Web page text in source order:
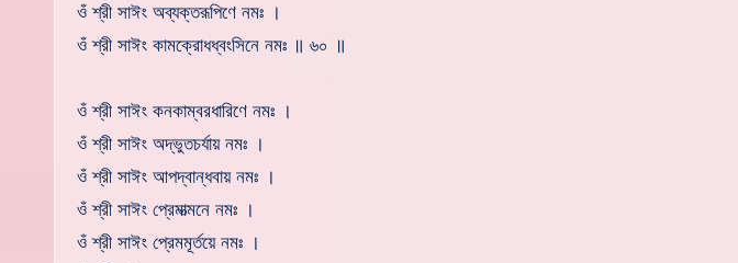
ওঁ শ্রী সাঈং অব্যক্তরূপিণে নমঃ ।
ওঁ শ্রী সাঈং কামক্রোধধ্বংসিনে নমঃ ॥ ৬০ ॥
ওঁ শ্রী সাঈং কনকাম্বরধারিণে নমঃ ।
ওঁ শ্রী সাঈং অদ্ভুতচর্যায় নমঃ ।
ওঁ শ্রী সাঈং আপদ্বান্ধবায় নমঃ ।
ওঁ শ্রী সাঈং প্রেমাত্মনে নমঃ ।
ওঁ শ্রী সাঈং প্রেমমূর্তয়ে নমঃ ।